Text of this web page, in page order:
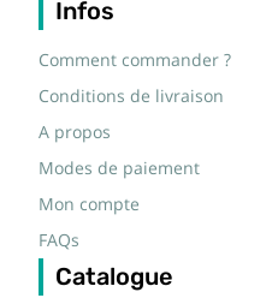
Infos
Comment commander ?
Conditions de livraison
A propos
Modes de paiement
Mon compte
FAQs
Catalogue